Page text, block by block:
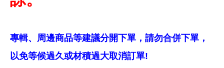
專輯、周邊商品等建議分開下單，請勿合併下單，
以免等候過久或材積過大取消訂單!